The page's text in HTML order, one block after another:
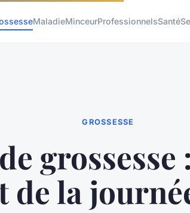
MaladieMinceurProfessionnelsSanté
GROSSESSE
grossesse
de la